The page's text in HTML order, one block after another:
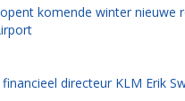
komende winter nieuwe
directeur KLM Erik